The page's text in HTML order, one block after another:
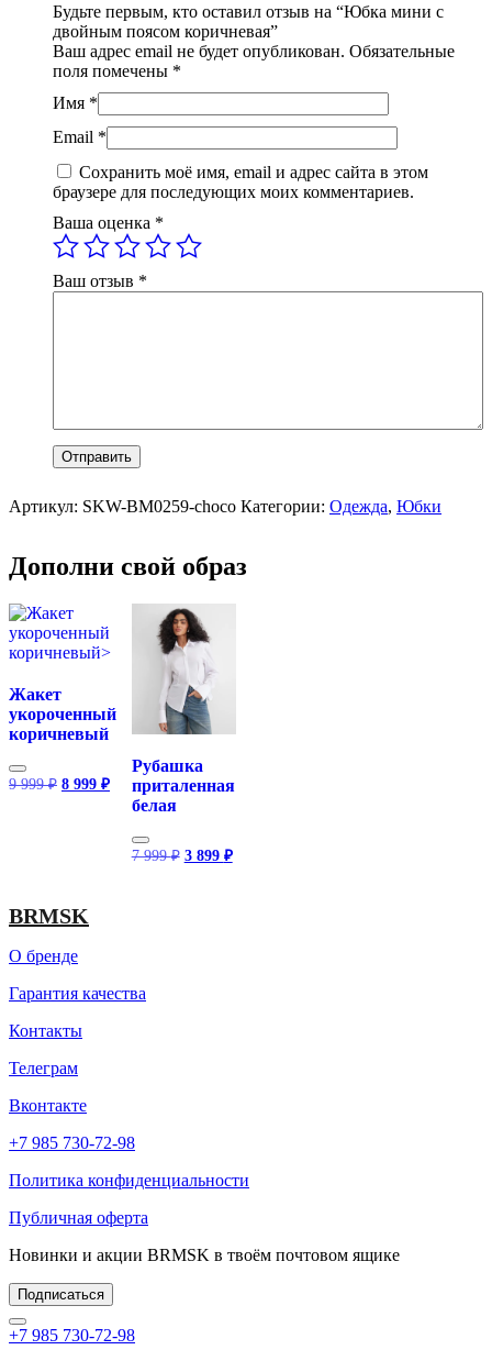
Будьте первым, кто оставил отзыв на “Юбка мини с
двойным поясом коричневая”
Ваш адрес email не будет опубликован. Обязательные
поля помечены *
Имя *
Email *
Сохранить моё имя, email и адрес сайта в этом
браузере для последующих моих комментариев.
Ваша оценка *
Ваш отзыв *
Артикул: SKW-BM0259-choco Категории: Одежда, Юбки
Дополни свой образ
Жакет
укороченный
коричневый
9 999₽ Первоначальная
цена
8 999 ₽Текущая
цена:
999 ₽.
Рубашка
приталенная
белая
7 999₽ Первоначальная
цена
3 899 ₽Текущая
цена:
BRMSK
О бренде
Гарантия качества
Контакты
Телеграм
Вконтакте
+7 985 730-72-98
Политика конфиденциальности
Публичная оферта
Новинки и акции BRMSK в твоём почтовом ящике
Подписаться
+7 985 730-72-98